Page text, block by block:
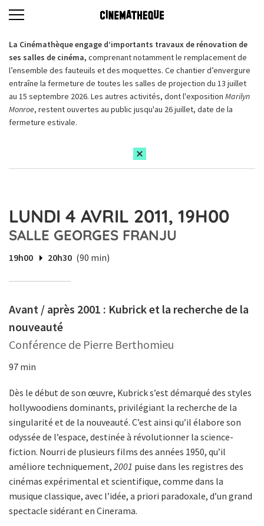
La Cinémathèque engage d’importants travaux de rénovation de
ses salles de cinéma, comprenant notamment le remplacement de
l’ensemble des fauteuils et des moquettes. Ce chantier d’envergure
entraîne la fermeture de toutes les salles de projection du 13 juillet
au 15 septembre 2026. Les autres activités, dont l'exposition Marilyn
Monroe, restent ouvertes au public jusqu'au 26 juillet, date de la
fermeture estivale.
LUNDI 4 AVRIL 2011, 19H00
SALLE GEORGES FRANJU
19h00 20h30 (90 min)
Avant / après 2001 : Kubrick et la recherche de la
nouveauté
Conférence de Pierre Berthomieu
97 min
Dès le début de son œuvre, Kubrick s’est démarqué des styles
hollywoodiens dominants, privilégiant la recherche de la
singularité et de la nouveauté. C’est ainsi qu’il élabore son
odyssée de l’espace, destinée à révolutionner la science-
fiction. Nourri de plusieurs films des années 1950, qu’il
améliore techniquement, 2001 puise dans les registres des
cinémas expérimental et scientifique, comme dans la
musique classique, avec l’idée, a priori paradoxale, d’un grand
spectacle sidérant en Cinerama.